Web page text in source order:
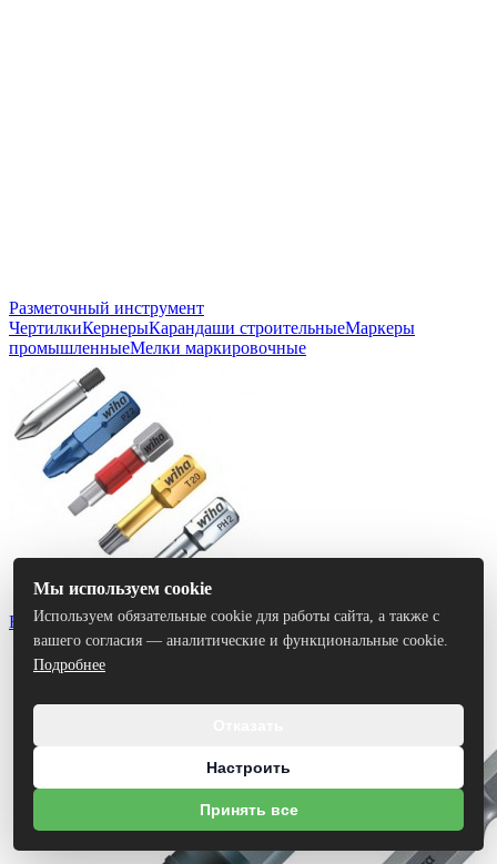
Разметочный инструмент
ЧертилкиКернерыКарандаши строительныеМаркеры
промышленныеМелки маркировочные
Биты
Мы используем cookie
Используем обязательные cookie для работы сайта, а также с
вашего согласия — аналитические и функциональные cookie.
Подробнее
Настроить
Принять все